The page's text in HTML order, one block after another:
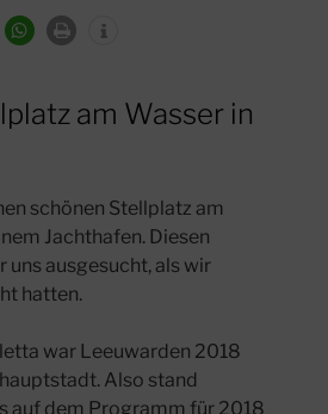
am Wasser in
schönen Stellplatz am
Jachthafen. Diesen
uns ausgesucht, als wir
hatten.
war Leeuwarden 2018
Also stand
auf dem Programm für 2018